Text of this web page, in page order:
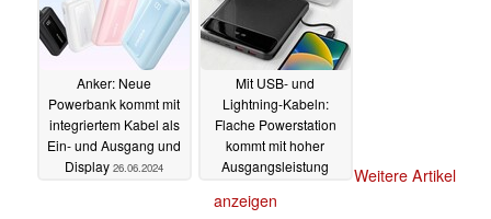
Anker: Neue
Powerbank kommt mit
integriertem Kabel als
Ein- und Ausgang und
Display 26.06.2024
Mit USB- und
Lightning-Kabeln:
Flache Powerstation
kommt mit hoher
Ausgangsleistung
21.06.2024
Weitere Artikel
anzeigen